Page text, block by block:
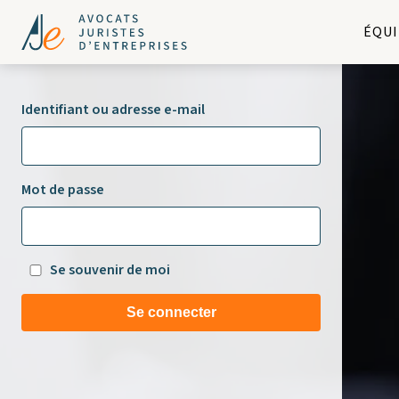
Identifiant ou adresse e-mail
Mot de passe
Se souvenir de moi